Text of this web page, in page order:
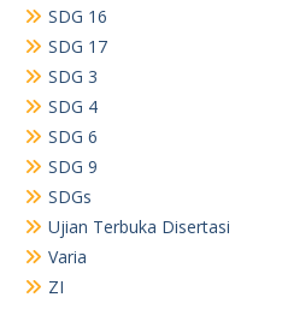
SDG 16
SDG 17
SDG 3
SDG 4
SDG 6
SDG 9
SDGs
Ujian Terbuka Disertasi
Varia
ZI